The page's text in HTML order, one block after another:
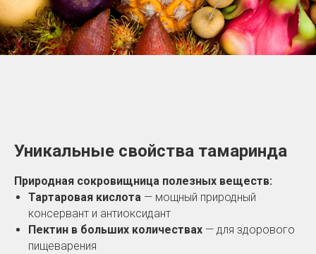
Уникальные свойства тамаринда
Природная сокровищница полезных веществ:
Тартаровая кислота — мощный природный
консервант и антиоксидант
Пектин в больших количествах — для здорового
пищеварения